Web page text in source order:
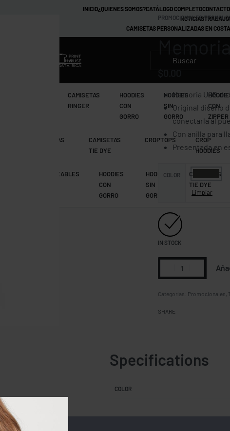
INICIO¿QUIENES SOMOS?CATÁLOGO COMPLETOCONTACTO
NOTICIAS
CAMISETAS PERSONALIZADAS EN
CAMISETAS
RINGER
HOODIES
CON
GORRO
HOODIES
SIN
GORRO
CON
ZIPPER
CAMISETAS
CAMISETAS
TIE DYE
CROPTOPS
CROP
HOODIES
IMPERMEABLES
HOODIES
CON
GORRO
HOODIE
SIN
GORRO
CAMISETAS
TIE DYE
PROMOCIONALES›
Memoria USB de
Original diseño
conectarla al
Con anilla para
Presentada en
COLOR
Limpiar
IN STOCK
Categorías: Promocionales
SHARE
puerto USB.
Specifications
COLOR